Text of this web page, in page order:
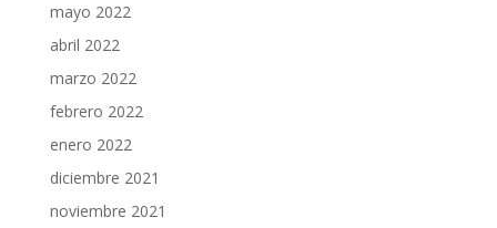
mayo 2022
abril 2022
marzo 2022
febrero 2022
enero 2022
diciembre 2021
noviembre 2021